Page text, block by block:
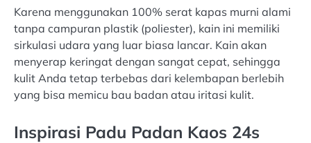
Karena menggunakan 100% serat kapas murni alami
tanpa campuran plastik (poliester), kain ini memiliki
sirkulasi udara yang luar biasa lancar. Kain akan
menyerap keringat dengan sangat cepat, sehingga
kulit Anda tetap terbebas dari kelembapan berlebih
yang bisa memicu bau badan atau iritasi kulit.
Inspirasi Padu Padan Kaos 24s